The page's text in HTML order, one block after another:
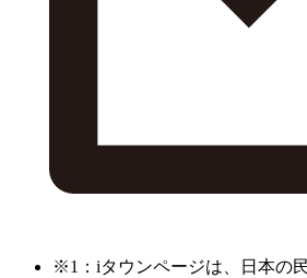
※1：iタウンページは、日本の